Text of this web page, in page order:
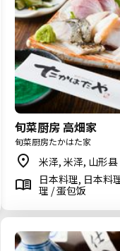
旬菜厨房 高畑家
旬菜厨房たかはた家
米泽, 米泽, 山形县
日本料理, 日本料
理 / 蛋包饭